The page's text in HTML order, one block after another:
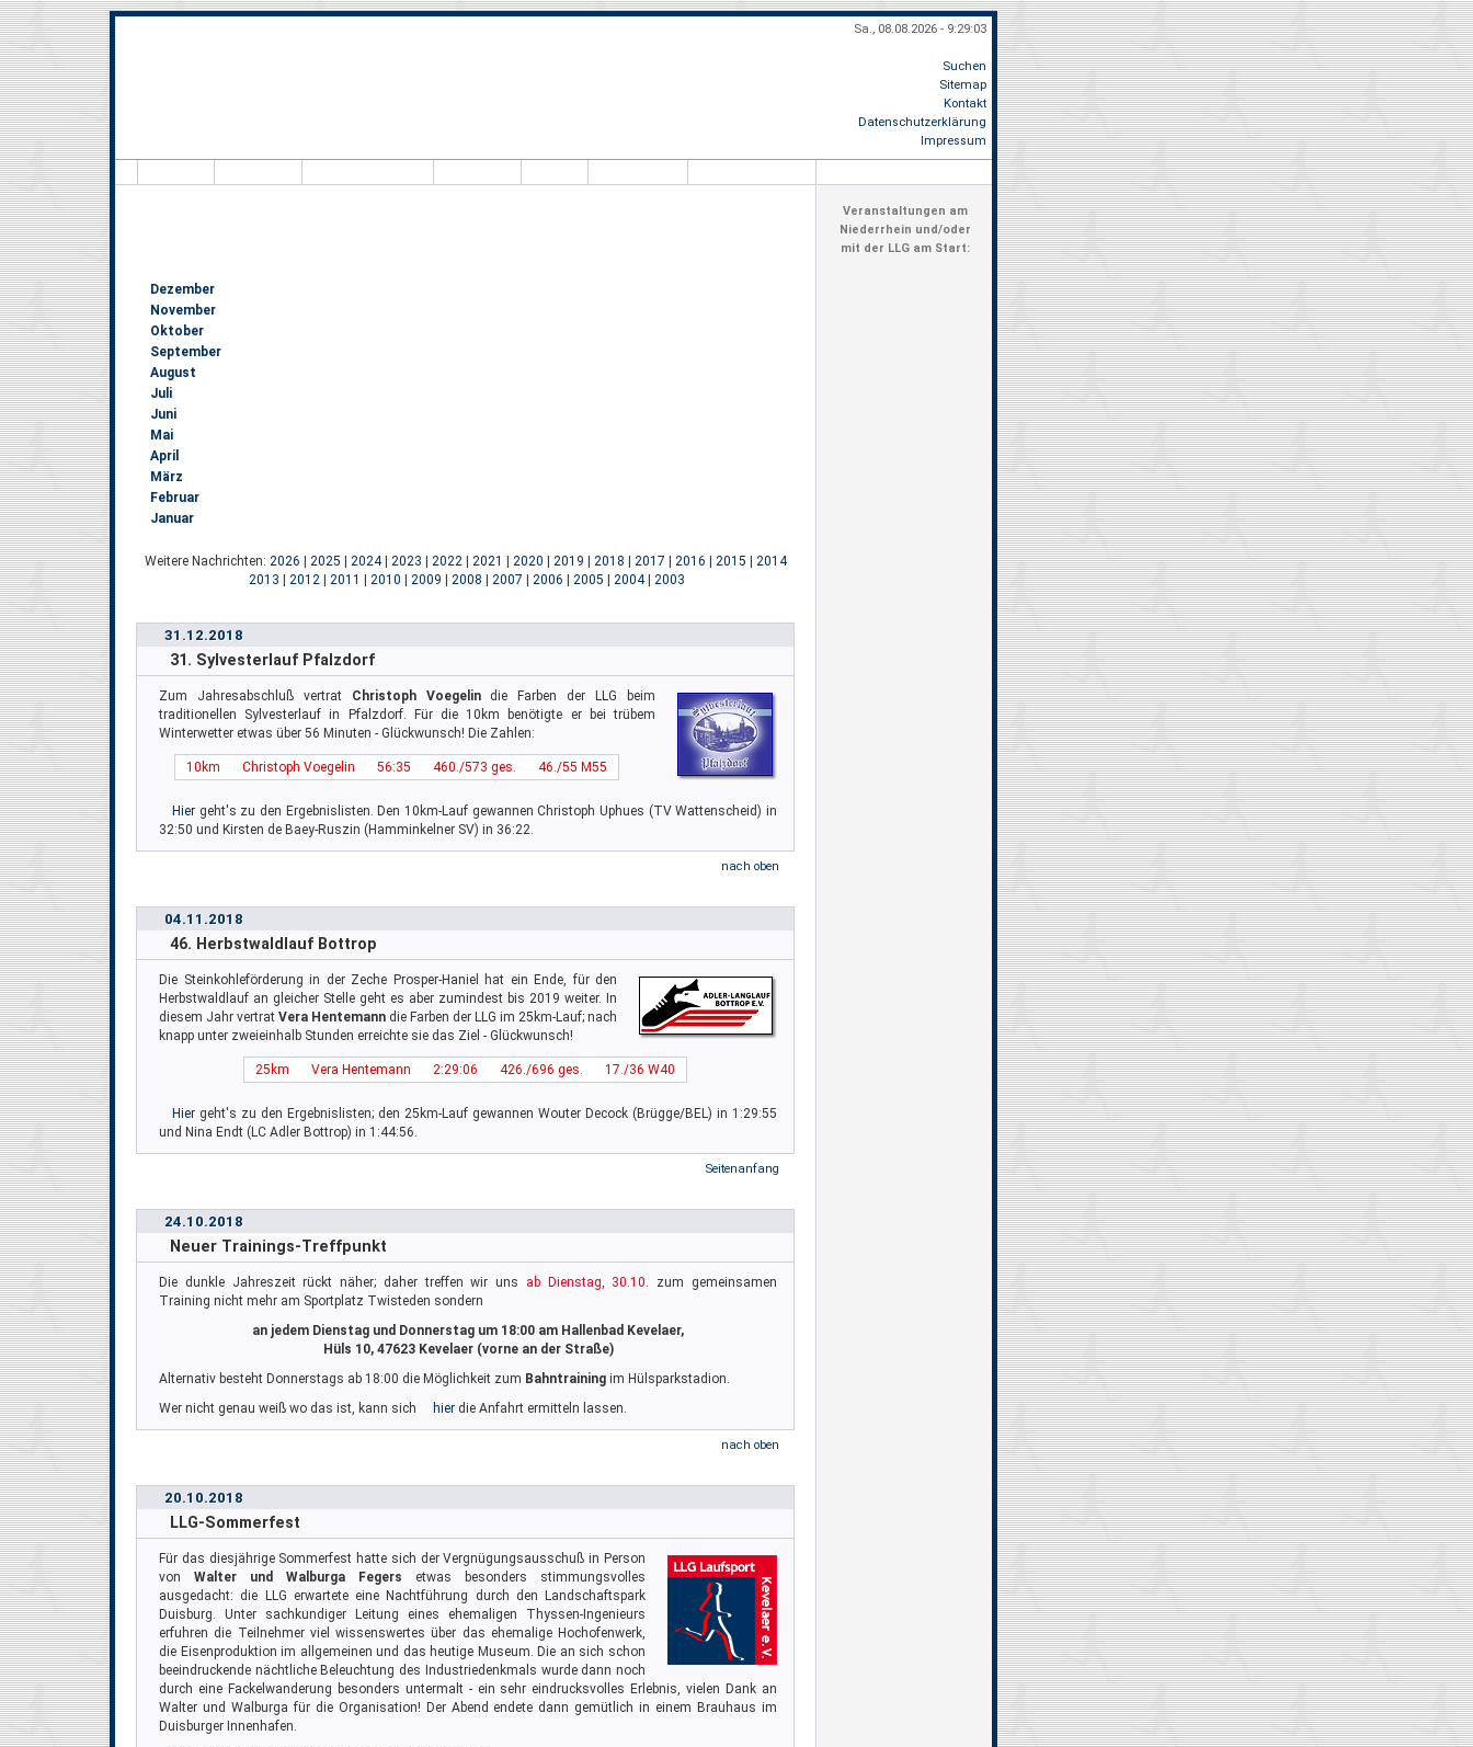
Sa., 08.08.2026 - 9:29:04
Suchen
Sitemap
Kontakt
Datenschutzerklärung
Impressum
- schön, daß Du uns im Netz gefunden hast! + + + Herbstlauf Niederrhein Kerken am 12. Oktober, 10km: Jürgen Metternich 48:40 + + +
Dezember
November
Oktober
September
August
Juli
Juni
Mai
April
März
Februar
Januar
Weitere Nachrichten: 2026 2025 2024 2023 2022 2021 2020 2019 2018 2017 2016 2015
2014
2013
2012 2011 2010 2009 2008 2007 2006 2005 2004 2003
31.12.2018
31. Sylvesterlauf Pfalzdorf
Zum Jahresabschluß vertrat Christoph Voegelindie Farben der LLG beim
traditionellen Sylvesterlauf in Pfalzdorf. Für die 10km benötigte er bei trübem
Winterwetter etwas über 56 Minuten - Glückwunsch! Die Zahlen:
10km Christoph Voegelin 56:35 460./573 ges. 46./55 M55
Hier geht's zu den Ergebnislisten. Den 10km-Lauf gewannen Christoph Uphues (TV Wattenscheid) in
32:50 und Kirsten de Baey-Ruszin (Hamminkelner SV) in 36:22.
nach oben
04.11.2018
46. Herbstwaldlauf Bottrop
Die Steinkohleförderung in der Zeche Prosper-Haniel hat ein Ende, für den
Herbstwaldlauf an gleicher Stelle geht es aber zumindest bis 2019 weiter. In
diesem Jahr vertrat Vera Hentemann die Farben der LLG im 25km-Lauf; nach
knapp unter zweieinhalb Stunden erreichte sie das Ziel - Glückwunsch!
25km Vera Hentemann 2:29:06 426./696 ges. 17./36 W40
Hier geht's zu den Ergebnislisten; den 25km-Lauf gewannen Wouter Decock (Brügge/BEL) in 1:29:55
und Nina Endt (LC Adler Bottrop) in 1:44:56.
Seitenanfang
24.10.2018
Neuer Trainings-Treffpunkt
Die dunkle Jahreszeit rückt näher; daher treffen wir uns ab Dienstag, 30.10.
zum gemeinsamen
Training nicht mehr am Sportplatz Twisteden sondern
an jedem Dienstag und Donnerstag um 18:00 am Hallenbad Kevelaer,
Hüls 10, 47623 Kevelaer (vorne an der Straße)
Alternativ besteht Donnerstags ab 18:00 die Möglichkeit zum Bahntraining im Hülsparkstadion.
Wer nicht genau weiß wo das ist, kann sich
hier die Anfahrt ermitteln lassen.
nach oben
20.10.2018
LLG-Sommerfest
Für das diesjährige Sommerfest hatte sich der Vergnügungsausschuß in Person
von Walter und Walburga Fegers etwas besonders stimmungsvolles
ausgedacht: die LLG erwartete eine Nachtführung durch den Landschaftspark
Duisburg. Unter sachkundiger Leitung eines ehemaligen Thyssen-Ingenieurs
erfuhren die Teilnehmer viel wissenswertes über das ehemalige Hochofenwerk,
die Eisenproduktion im allgemeinen und das heutige Museum. Die an sich schon
beeindruckende nächtliche Beleuchtung des Industriedenkmals wurde dann noch
durch eine Fackelwanderung besonders untermalt - ein sehr eindrucksvolles Erlebnis, vielen Dank an
Walter und Walburga für die Organisation! Der Abend endete dann gemütlich in einem Brauhaus im
Duisburger Innenhafen.
Veranstaltungen am
Niederrhein und/oder
mit der LLG am Start: